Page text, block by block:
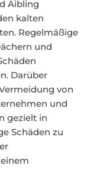
Aibling
kalten
Regelmäßige
und
Darüber
von
und
gezielt in
Schäden zu